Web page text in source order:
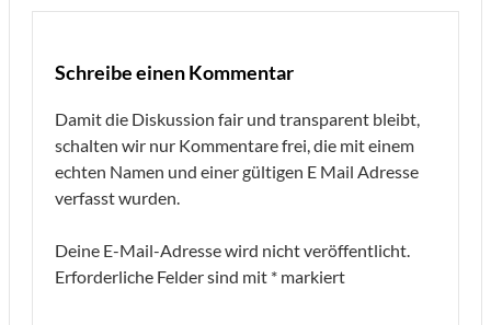
Schreibe einen Kommentar
Damit die Diskussion fair und transparent bleibt,
schalten wir nur Kommentare frei, die mit einem
echten Namen und einer gültigen E Mail Adresse
verfasst wurden.
Deine E-Mail-Adresse wird nicht veröffentlicht.
Erforderliche Felder sind mit * markiert